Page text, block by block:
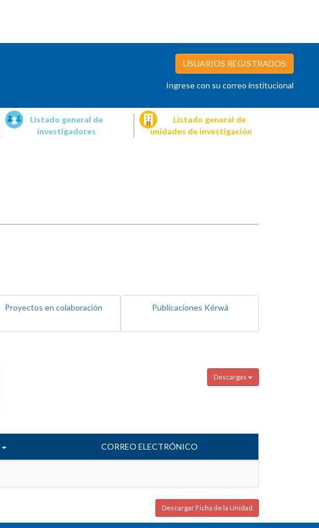
USUARIOS REGISTRADOS
Ingrese con su correo institucional
Listado general de
investigadores
Listado general de
unidades de investigación
Proyectos en colaboración Publicaciones Kérwá
Descargas
CORREO ELECTRÓNICO
Descargar Ficha de la Unidad